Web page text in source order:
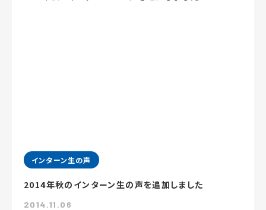
インターン生の声
2014年秋のインターン生の声を追加しました
2014.11.06